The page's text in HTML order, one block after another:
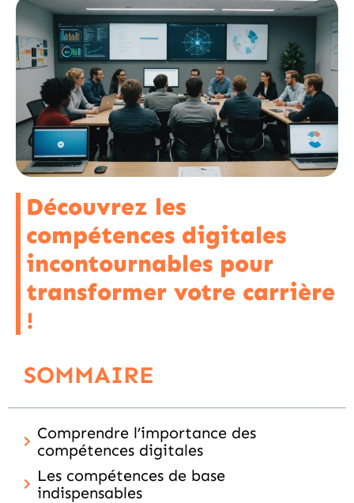
Découvrez les
compétences digitales
incontournables pour
transformer votre carrière
!
SOMMAIRE
Comprendre l’importance des
compétences digitales
Les compétences de base
indispensables